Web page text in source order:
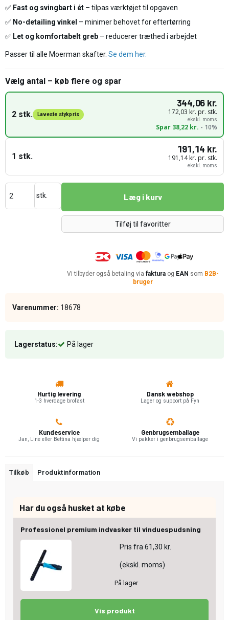
✅ Fast og svingbart i ét – tilpas værktøjet til opgaven
✅ No-detailing vinkel – minimer behovet for eftertørring
✅ Let og komfortabelt greb – reducerer træthed i arbejdet
Passer til alle Moerman skafter. Se dem her.
Vælg antal – køb flere og spar
2 stk. Laveste stykpris
344,06 kr.
172,03 kr. pr. stk.
ekskl. moms
Spar 38,22 kr. - 10%
1 stk.
191,14 kr.
191,14 kr. pr. stk.
ekskl. moms
stk. Læg i kurv
Tilføj til favoritter
Vi tilbyder også betaling via fakturaog EAN som B2B-
bruger
Varenummer: 18678
Lagerstatus: På lager
Hurtig levering
1-3 hverdage brofast
Dansk webshop
Lager og support på Fyn
Kundeservice
Jan, Line eller Bettina hjælper dig
Genbrugsemballage
Vi pakker i genbrugsemballage
Tilkøb Produktinformation
Har du også husket at købe
Professionel premium indvasker til vinduespudsning
Pris fra 61,30 kr.
(ekskl. moms)
På lager
Vis produkt